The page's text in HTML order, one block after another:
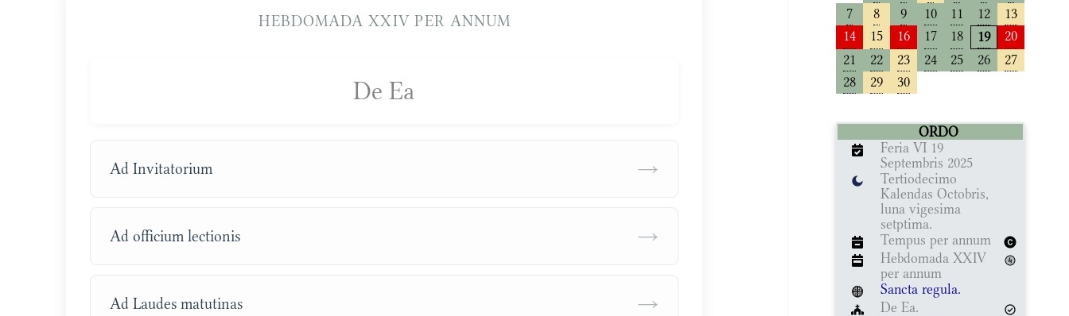
HEBDOMADA XXIV PER ANNUM
De Ea
Ad Invitatorium →
Ad officium lectionis →
Ad Laudes matutinas →
7
8 9 10 11 12
13
14
15 16 17 18 19
20
21
22 23 24 25 26
27
28
29 30
ORDO
Feria VI 19
Septembris 2025
Tertiodecimo
Kalendas Octobris,
luna vigesima
setptima.
Tempus per annum
Hebdomada XXIV
per annum
Sancta regula.
De Ea.